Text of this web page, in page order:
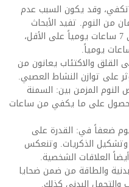
من النوم تكفي، وقد يكون السبب عدم
من النوم. تفيد الأبحاث
المتعلقة بالنوم بأن الجسم يحتاج إلى 7 ساعات يومياً على الأقل،
القلق والاكتئاب يعانون من
على توازن النشاط العصبي.
النوم المزمن بين: السمنة
على ما يكفي من ساعات
ضعفاً في: القدرة على
وتشكيل الذكريات. وتنعكس
العلاقات الشخصية.
والطاقة من ضمن ضحايا